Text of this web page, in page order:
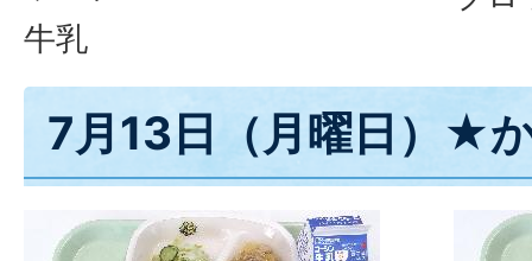
牛乳
7月13日（月曜日）★